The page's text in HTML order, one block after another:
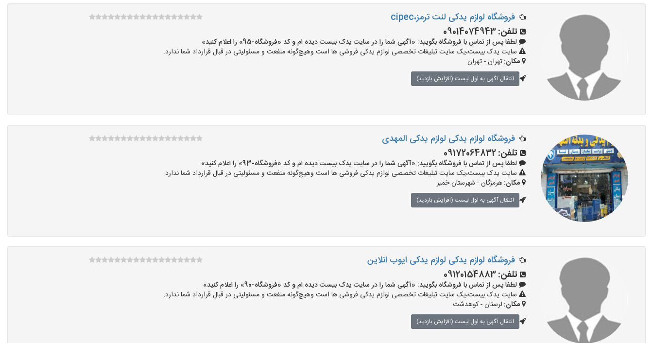
فروشگاه لوازم یدکی لنت ترمز،cipec
تلفن:09014074943
لطفا پس از تماس با فروشگاه بگویید: «آگهی شما را در سایت یدک بیست دیده ام و کد «فروشگاه-95» را اعلام کنید»
سایت یدک بیست،یک سایت تبلیغات تخصصی لوازم یدکی فروشی ها است وهیچ‌گونه منفعت و مسئولیتی در قبال قرارداد شما ندارد.
مکان:تهران - تهران
انتقال آگهی به اول لیست (افزایش بازدید)
فروشگاه لوازم یدکی لوازم یدکی المهدی
تلفن:09172064832
لطفا پس از تماس با فروشگاه بگویید: «آگهی شما را در سایت یدک بیست دیده ام و کد «فروشگاه-93» را اعلام کنید»
سایت یدک بیست،یک سایت تبلیغات تخصصی لوازم یدکی فروشی ها است وهیچ‌گونه منفعت و مسئولیتی در قبال قرارداد شما ندارد.
مکان:هرمزگان - شهرستان خمیر
انتقال آگهی به اول لیست (افزایش بازدید)
فروشگاه لوازم یدکی لوازم یدکی ایوب انلاین
تلفن:09120154883
لطفا پس از تماس با فروشگاه بگویید: «آگهی شما را در سایت یدک بیست دیده ام و کد «فروشگاه-90» را اعلام کنید»
سایت یدک بیست،یک سایت تبلیغات تخصصی لوازم یدکی فروشی ها است وهیچ‌گونه منفعت و مسئولیتی در قبال قرارداد شما ندارد.
مکان: لرستان - کوهدشت
انتقال آگهی به اول لیست (افزایش بازدید)